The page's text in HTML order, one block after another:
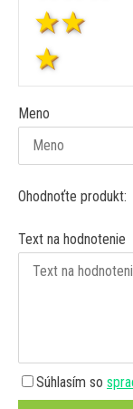
Meno
Ohodnoťte produkt:
Text na hodnotenie
Súhlasím so